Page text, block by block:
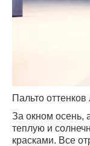
Пальто
За окном осень,
теплую и
красками. Все